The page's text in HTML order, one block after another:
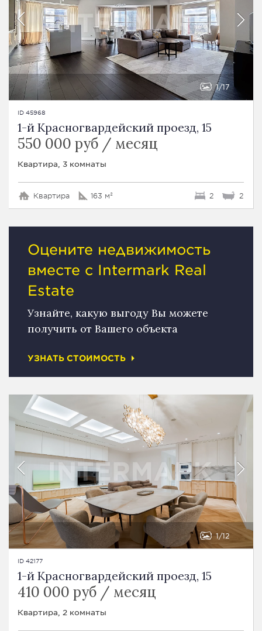
1 17
ID 45968
1-й Красногвардейский проезд, 15
550 000 руб / месяц
Квартира, 3 комнаты
Квартира 163 м² 2 2
Оцените недвижимость
вместе с Intermark Real
Estate
Узнайте, какую выгоду Вы можете
получить от Вашего объекта
УЗНАТЬ СТОИМОСТЬ
1 12
ID 42177
1-й Красногвардейский проезд, 15
410 000 руб / месяц
Квартира, 2 комнаты